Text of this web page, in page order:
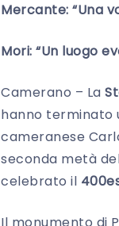
Mercante: “Una
Mori: “Un luogo
Camerano – La
hanno terminato
cameranese
seconda metà
celebrato il